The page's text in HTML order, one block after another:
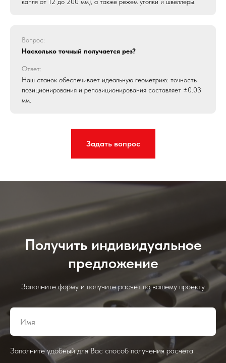
Вопрос:
Насколько точный получается рез?
Ответ:
Наш станок обеспечивает идеальную геометрию: точность
позиционирования и репозиционирования составляет ±0.03
мм.
Задать вопрос
Получить индивидуальное
предложение
Заполните форму и получите расчет по вашему проекту
Заполните удобный для Вас способ получения расчета